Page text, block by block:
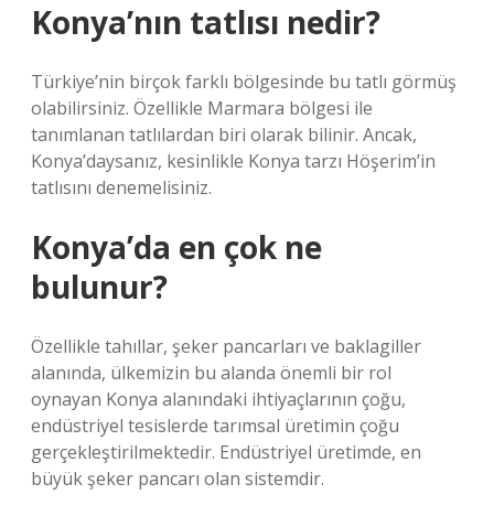
Konya’nın tatlısı nedir?
Türkiye’nin birçok farklı bölgesinde bu tatlı görmüş
olabilirsiniz. Özellikle Marmara bölgesi ile
tanımlanan tatlılardan biri olarak bilinir. Ancak,
Konya’daysanız, kesinlikle Konya tarzı Höşerim’in
tatlısını denemelisiniz.
Konya’da en çok ne
bulunur?
Özellikle tahıllar, şeker pancarları ve baklagiller
alanında, ülkemizin bu alanda önemli bir rol
oynayan Konya alanındaki ihtiyaçlarının çoğu,
endüstriyel tesislerde tarımsal üretimin çoğu
gerçekleştirilmektedir. Endüstriyel üretimde, en
büyük şeker pancarı olan sistemdir.